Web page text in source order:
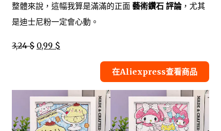
整體來說，這幅我算是滿滿的正面 藝術鑽石 評論，尤其
是迪士尼粉一定會心動。
3,24 $ 0,99 $
在Aliexpress查看商品